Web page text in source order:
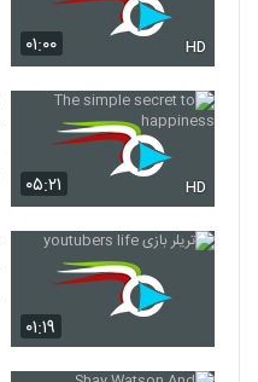
۰۱:۰۰ HD
۰۵:۲۱ HD
۰۱:۱۹